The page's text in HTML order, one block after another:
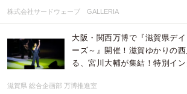
株式会社サードウェーブ GALLERIA
大阪・関西万博で『滋賀県デ
ーズ～』開催！滋賀ゆかりの
る、宮川大輔が集結！特別イ
滋賀県 総合企画部 万博推進室